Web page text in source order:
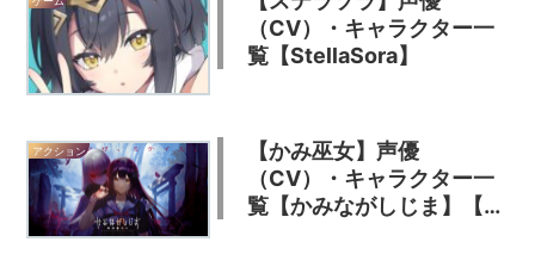
（CV）・キャラクター一
覧【StellaSora】
アクション
【かみ巫女】声優
（CV）・キャラクター一
覧【かみながしじま】【輪